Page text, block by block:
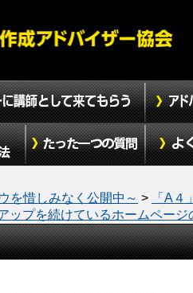
を惜しみなく公開中～ >
「A
プを続けているホームページ